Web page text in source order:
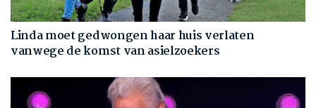
Linda moet gedwongen haar huis verlaten
vanwege de komst van asielzoekers